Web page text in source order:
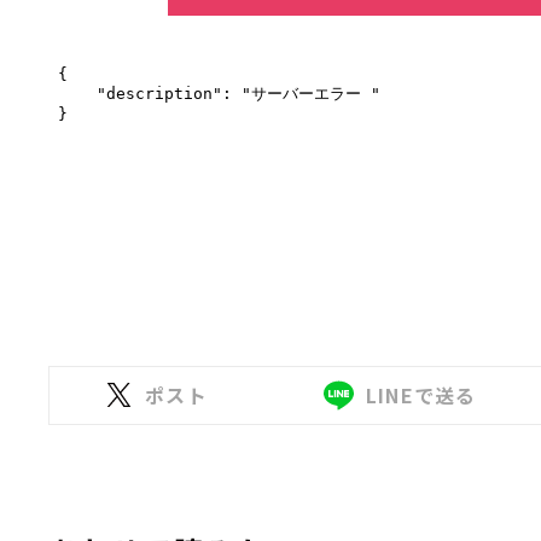
ポスト LINEで送る